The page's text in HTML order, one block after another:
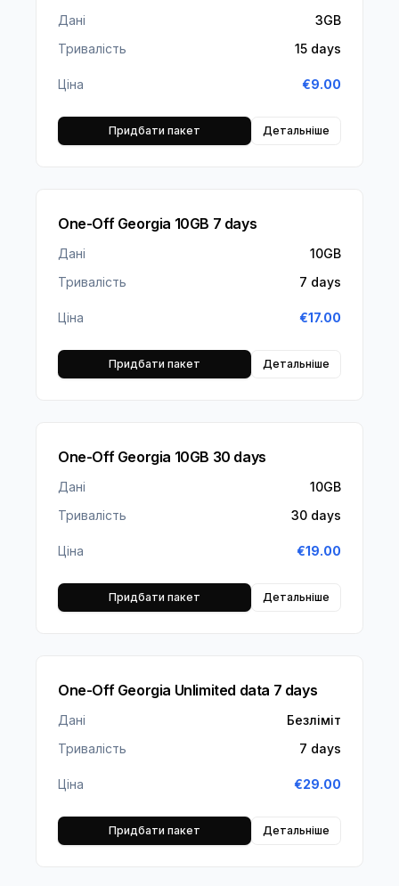
Дані
3GB
Тривалість
15 days
Ціна €9.00
Придбати пакет Детальніше
One-Off Georgia 10GB 7 days
Дані
10GB
Тривалість
7 days
Ціна €17.00
Придбати пакет Детальніше
One-Off Georgia 10GB 30 days
Дані
10GB
Тривалість
30 days
Ціна €19.00
Придбати пакет Детальніше
One-Off Georgia Unlimited data 7 days
Дані
Безліміт
Тривалість
7 days
Ціна €29.00
Придбати пакет Детальніше